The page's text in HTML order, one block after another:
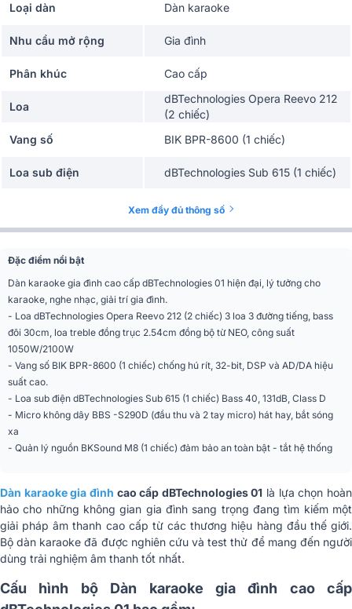
Loại dàn Dàn karaoke
Nhu cầu mở rộng Gia đình
Phân khúc Cao cấp
Loa
dBTechnologies Opera Reevo 212
(2 chiếc)
Vang số
BIK BPR-8600 (1 chiếc)
Loa sub điện dBTechnologies Sub 615 (1 chiếc)
BBS-S209D (1 bộ)
Xem đầy đủ thông số
Đặc điểm nổi bật
Dàn karaoke gia đình cao cấp dBTechnologies 01 hiện đại, lý tưởng cho
karaoke, nghe nhạc, giải trí gia đình.
- Loa dBTechnologies Opera Reevo 212 (2 chiếc) 3 loa 3 đường tiếng, bass
đôi 30cm, loa treble đồng trục 2.54cm đồng bộ từ NEO, công suất
1050W/2100W
- Vang số BIK BPR-8600 (1 chiếc) chống hú rít, 32-bit, DSP và AD/DA hiệu
suất cao.
- Loa sub điện dBTechnologies Sub 615 (1 chiếc) Bass 40, 131dB, Class D
- Micro không dây BBS -S290D (đầu thu và 2 tay micro) hát hay, bắt sóng
xa
- Quản lý nguồn BKSound M8 (1 chiếc) đảm bảo an toàn bật - tắt hệ thống
Dàn karaoke gia đình cao cấp dBTechnologies 01 là lựa chọn hoàn
hảo cho những không gian gia đình sang trọng đang tìm kiếm một
giải pháp âm thanh cao cấp từ các thương hiệu hàng đầu thế giới.
Bộ dàn karaoke đã được nghiên cứu và test thử để mang đến người
dùng trải nghiệm âm thanh tốt nhất.
Cấu hình bộ Dàn karaoke gia đình cao cấp